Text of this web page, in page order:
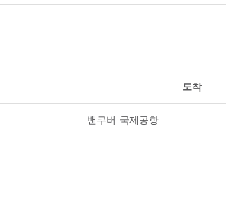
도착
밴쿠버 국제공항